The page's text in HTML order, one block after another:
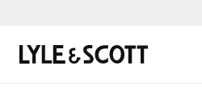
Buscar